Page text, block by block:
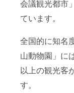
会議観光都市
ています。
全国的に知名
山動物園」に
以上の観光客
す。